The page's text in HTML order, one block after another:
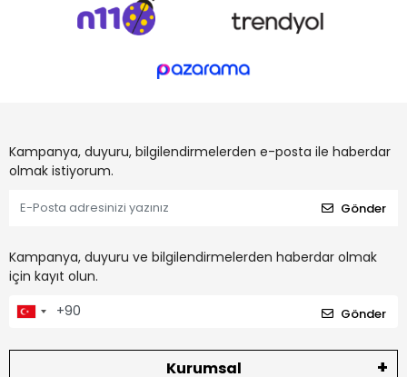
Kampanya, duyuru, bilgilendirmelerden e-posta ile haberdar
olmak istiyorum.
Gönder
Kampanya, duyuru ve bilgilendirmelerden haberdar olmak
için kayıt olun.
Gönder
Kurumsal